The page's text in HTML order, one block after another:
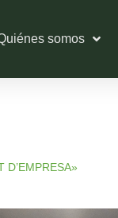
somos
D’EMPRESA»